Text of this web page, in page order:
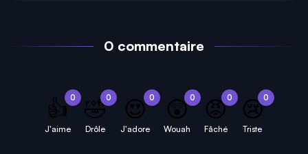
0 commentaire
0
👍
J'aime
0
🤣
Drôle
0
😍
J'adore
0
😲
Wouah
0
😡
Fâché
0
😢
Triste